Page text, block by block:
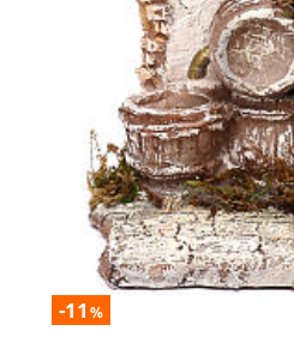
-11 %